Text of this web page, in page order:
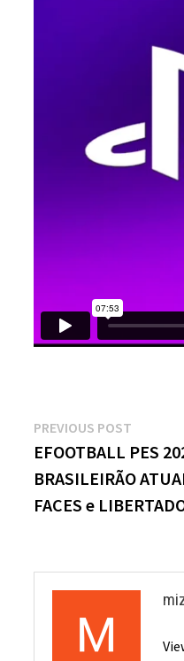
Navegação
de
Post
PREVIOUS POST
post:
EFOOTBALL PES
BRASILEIRÃO
FACES e